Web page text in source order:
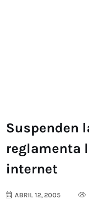
Suspenden
reglamenta
internet
ABRIL 12, 2005